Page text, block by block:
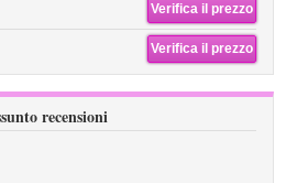
Verifica il prezzo
Verifica il prezzo
recensioni